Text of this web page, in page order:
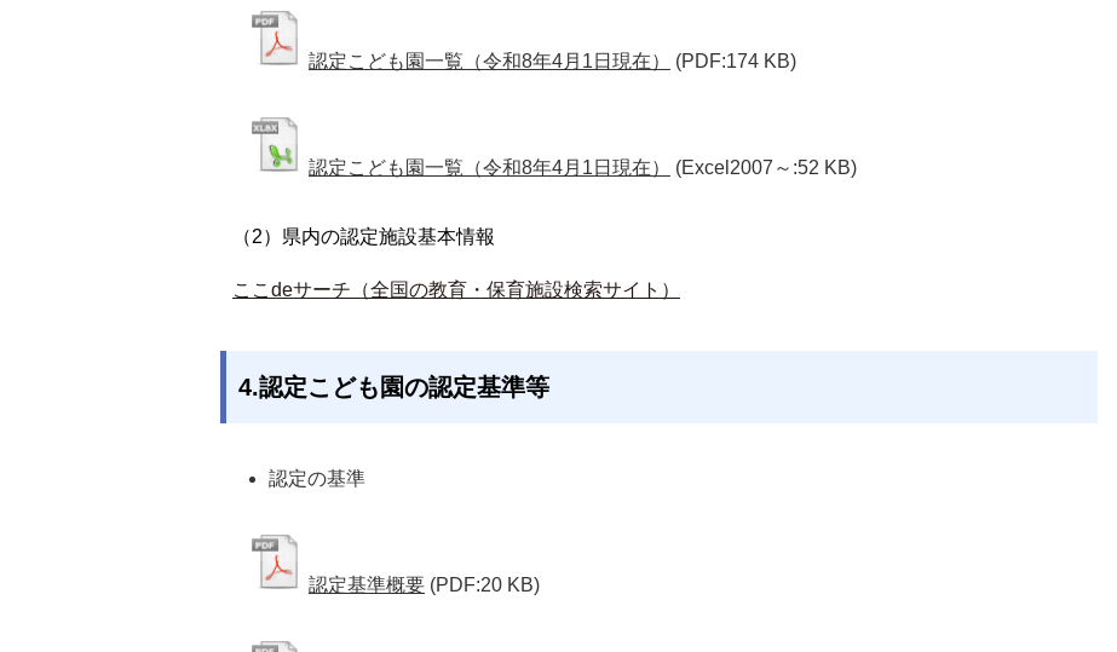
認定こども園一覧（令和8年4月1日現在） (PDF:174 KB)
認定こども園一覧（令和8年4月1日現在） (Excel2007～:52 KB)
（2）県内の認定施設基本情報
ここdeサーチ（全国の教育・保育施設検索サイト）
4.認定こども園の認定基準等
認定の基準
認定基準概要 (PDF:20 KB)